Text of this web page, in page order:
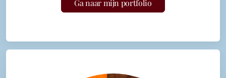
Ga naar mijn portfolio